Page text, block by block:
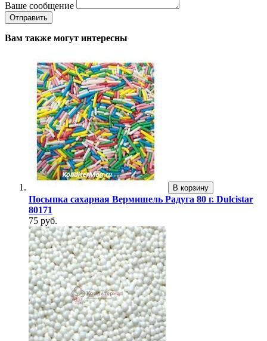
Ваше сообщение
Вам также могут интересны
В корзину
Посыпка сахарная Вермишель Радуга 80 г. Dulcistar
80171
75 руб.